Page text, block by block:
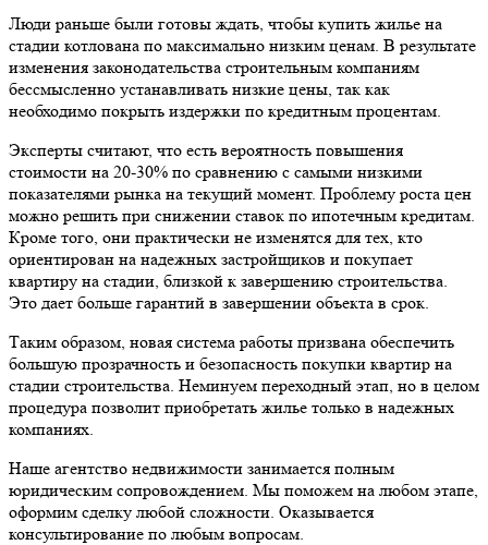
Люди раньше были готовы ждать, чтобы купить жилье на
стадии котлована по максимально низким ценам. В результате
изменения законодательства строительным компаниям
бессмысленно устанавливать низкие цены, так как
необходимо покрыть издержки по кредитным процентам.
Эксперты считают, что есть вероятность повышения
стоимости на 20-30% по сравнению с самыми низкими
показателями рынка на текущий момент. Проблему роста цен
можно решить при снижении ставок по ипотечным кредитам.
Кроме того, они практически не изменятся для тех, кто
ориентирован на надежных застройщиков и покупает
квартиру на стадии, близкой к завершению строительства.
Это дает больше гарантий в завершении объекта в срок.
Таким образом, новая система работы призвана обеспечить
большую прозрачность и безопасность покупки квартир на
стадии строительства. Неминуем переходный этап, но в целом
процедура позволит приобретать жилье только в надежных
компаниях.
Наше агентство недвижимости занимается полным
юридическим сопровождением. Мы поможем на любом этапе,
оформим сделку любой сложности. Оказывается
консультирование по любым вопросам.